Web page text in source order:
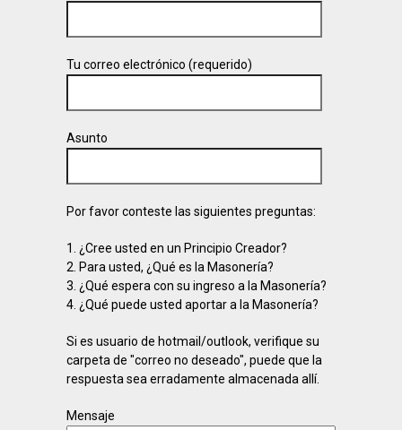
Tu correo electrónico (requerido)
Asunto
Por favor conteste las siguientes preguntas:
1. ¿Cree usted en un Principio Creador?
2. Para usted, ¿Qué es la Masonería?
3. ¿Qué espera con su ingreso a la Masonería?
4. ¿Qué puede usted aportar a la Masonería?
Si es usuario de hotmail/outlook, verifique su
carpeta de "correo no deseado", puede que la
respuesta sea erradamente almacenada allí.
Mensaje